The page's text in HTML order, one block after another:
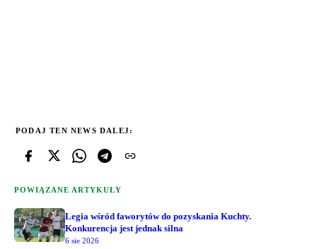
PODAJ TEN NEWS DALEJ:
POWIĄZANE ARTYKUŁY
Legia wśród faworytów do pozyskania Kuchty.
Konkurencja jest jednak silna
6 sie 2026